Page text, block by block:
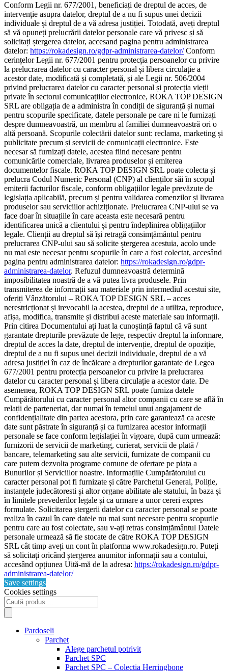
Conform Legii nr. 677/2001, beneficiați de dreptul de acces, de
intervenție asupra datelor, dreptul de a nu fi supus unei decizii
individuale și dreptul de a vă adresa justiției. Totodată, aveți dreptul
să vă opuneți prelucrării datelor personale care vă privesc și să
solicitați ștergerea datelor, accesand pagina pentru administrarea
datelor: https://rokadesign.ro/gdpr-administrarea-datelor/Conform
cerințelor Legii nr. 677/2001 pentru protecția persoanelor cu privire
la prelucrarea datelor cu caracter personal și libera circulație a
acestor date, modificată și completată, și ale Legii nr. 506/2004
privind prelucrarea datelor cu caracter personal și protecția vieții
private în sectorul comunicațiilor electronice, ROKA TOP DESIGN
SRL are obligația de a administra în condiții de siguranță și numai
pentru scopurile specificate, datele personale pe care ni le furnizați
despre dumneavoastră, un membru al familiei dumneavoastră ori o
altă persoană. Scopurile colectării datelor sunt: reclama, marketing și
publicitate precum și servicii de comunicații electronice. Este
necesar să furnizați datele, acestea fiind necesare pentru
comunicările comerciale, livrarea produselor și emiterea
documentelor fiscale. ROKA TOP DESIGN SRL poate colecta și
prelucra Codul Numeric Personal (CNP) al clienților săi în scopul
emiterii facturilor fiscale, conform obligațiilor legale prevăzute de
legislația aplicabilă, precum și pentru validarea comenzilor și livrarea
produselor sau serviciilor achiziționate. Prelucrarea CNP-ului se va
face doar în situațiile în care aceasta este necesară pentru
identificarea unică a clientului și pentru îndeplinirea obligațiilor
legale. Clienții au dreptul să își retragă consimțământul pentru
prelucrarea CNP-ului sau să solicite ștergerea acestuia, acolo unde
nu mai este necesar pentru scopurile în care a fost colectat, accesând
pagina pentru administrarea datelor: https://rokadesign.ro/gdpr-
administrarea-datelor. Refuzul dumneavoastră determină
imposibilitatea noastră de a vă putea livra produsele. Prin
transmiterea de informații sau materiale prin intermediul acestui site,
oferiți Vânzătorului – ROKA TOP DESIGN SRL – acces
nerestricționat și irevocabil la acestea, dreptul de a utiliza, reproduce,
afișa, modifica, transmite și distribui aceste materiale sau informații.
Prin citirea Documentului ați luat la cunoștință faptul că vă sunt
garantate drepturile prevăzute de lege, respectiv dreptul la informare,
dreptul de acces la date, dreptul de intervenție, dreptul de opoziție,
dreptul de a nu fi supus unei decizii individuale, dreptul de a vă
adresa justiției în caz de încălcare a drepturilor garantate de Legea
677/2001 pentru protecția persoanelor cu privire la prelucrarea
datelor cu caracter personal și libera circulație a acestor date. De
asemenea, ROKA TOP DESIGN SRL poate furniza datele
Cumpărătorului cu caracter personal altor companii cu care se află în
relații de parteneriat, dar numai în temeiul unui angajament de
confidențialitate din partea acestora, prin care garantează ca aceste
date sunt păstrate în siguranță și ca furnizarea acestor informații
personale se face conform legislației în vigoare, după cum urmează:
furnizorii de servicii de marketing, curierat, servicii de plată /
bancare, telemarketing sau alte servicii, furnizate de companii cu
care putem dezvolta programe comune de ofertare pe piața a
Bunurilor și Serviciilor noastre. Informațiile Cumpărătorului cu
caracter personal pot fi furnizate și către Parchetul General, Poliție,
instanțele judecătoresti și altor organe abilitate ale statului, în baza și
în limitele prevederilor legale și ca urmare a unor cereri expres
formulate. Solicitarea ștergerii datelor cu caracter personal se poate
realiza în cazul în care datele nu mai sunt necesare pentru scopurile
pentru care au fost colectate, sau v-ați retras consimțământul Datele
personale urmează să fie stocate de către ROKA TOP DESIGN
SRL cât timp aveți un cont în platforma www.rokadesign.ro. Puteți
să solicitați oricând ștergerea anumitor informații sau a contului,
accesând opțiunea Uită-mă de la adresa: https://rokadesign.ro/gdpr-
administrarea-datelor/
Save settings
Cookies settings
Products
search
Pardoseli
Parchet
Alege parchetul potrivit
Parchet SPC
Parchet SPC – Colectia Herringbone